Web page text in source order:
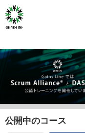
公開中のコース